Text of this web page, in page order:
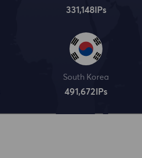
331,148IPs
South Korea
491,672 IPs